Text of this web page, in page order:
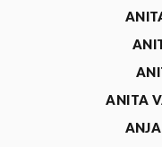
ANITA